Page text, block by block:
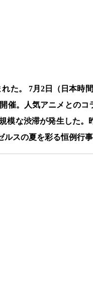
た。 7月2日（日本時
催。人気アニメとのコ
模な渋滞が発生した。
スの夏を彩る恒例行